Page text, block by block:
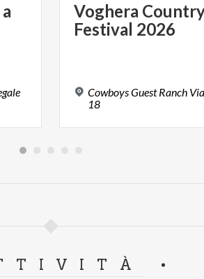
a
Voghera
Festival 2026
Cowboys Guest Ranch
18